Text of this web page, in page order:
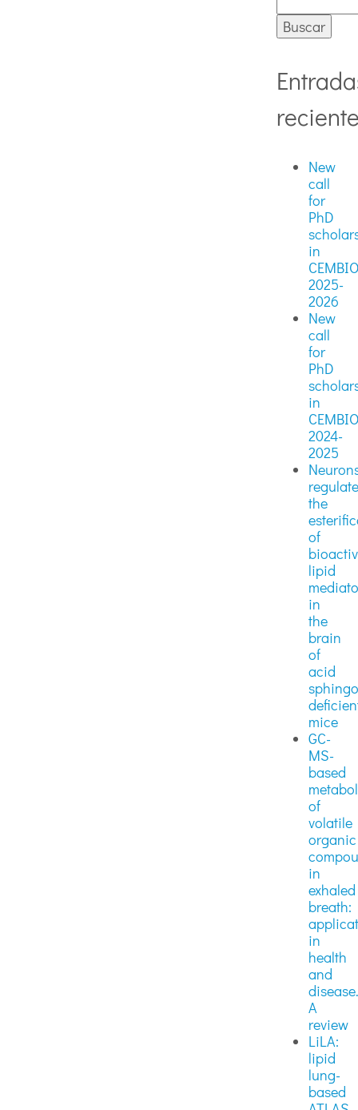
New
call
for
PhD
in
2025-
2026
New
call
for
PhD
in
2024-
2025
the
of
lipid
in
the
brain
of
acid
mice
GC-
MS-
based
of
volatile
organic
in
exhaled
breath:
in
health
and
A
review
LiLA:
lipid
lung-
based